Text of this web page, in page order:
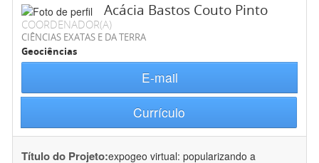
Acácia Bastos Couto Pinto
COORDENADOR(A)
CIÊNCIAS EXATAS E DA TERRA
Geociências
E-mail
Currículo
Título do Projeto:expogeo virtual: popularizando a